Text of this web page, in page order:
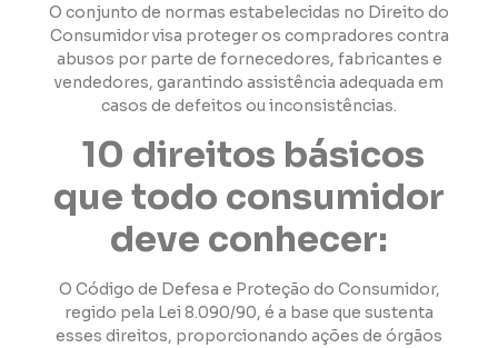
O conjunto de normas estabelecidas no Direito do
Consumidor visa proteger os compradores contra
abusos por parte de fornecedores, fabricantes e
vendedores, garantindo assistência adequada em
casos de defeitos ou inconsistências.
10 direitos básicos
que todo consumidor
deve conhecer:
O Código de Defesa e Proteção do Consumidor,
regido pela Lei 8.090/90, é a base que sustenta
esses direitos, proporcionando ações de órgãos